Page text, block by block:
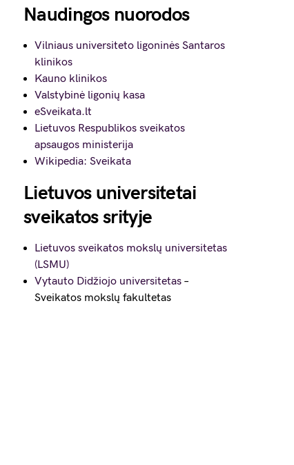
Naudingos nuorodos
Vilniaus universiteto ligoninės Santaros
klinikos
Kauno klinikos
Valstybinė ligonių kasa
eSveikata.lt
Lietuvos Respublikos sveikatos
apsaugos ministerija
Wikipedia: Sveikata
Lietuvos universitetai
sveikatos srityje
Lietuvos sveikatos mokslų universitetas
(LSMU)
Vytauto Didžiojo universitetas –
Sveikatos mokslų fakultetas